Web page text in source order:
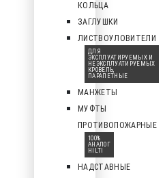
КОЛЬЦА
ЗАГЛУШКИ
ЛИСТВОУЛОВИТЕЛИ
ДЛЯ
ЭКСПЛУАТИРУЕМЫХ И
НЕЭКСПЛУАТИРУЕМЫХ
КРОВЕЛЬ,
ПАРАПЕТНЫЕ
МАНЖЕТЫ
МУФТЫ
ПРОТИВОПОЖАРНЫЕ
100%
АНАЛОГ
HILTI
НАДСТАВНЫЕ